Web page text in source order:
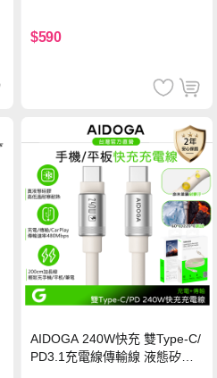
保護貼
$590
AIDOGA 240W快充 雙Type-C/
PD3.1充電線傳輸線 液態矽膠